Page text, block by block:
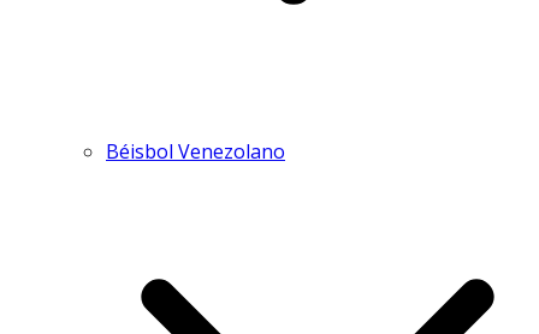
Béisbol Venezolano